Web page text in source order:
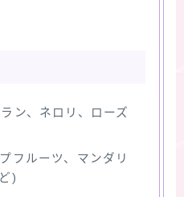
ン、ネロリ、ローズ
フルーツ、マンダリ
)